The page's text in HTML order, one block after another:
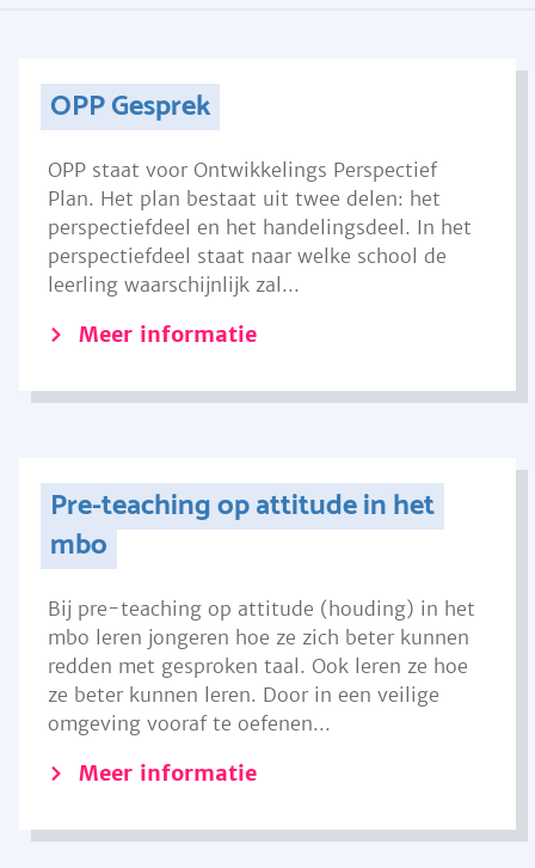
OPP Gesprek
OPP staat voor Ontwikkelings Perspectief
Plan. Het plan bestaat uit twee delen: het
perspectiefdeel en het handelingsdeel. In het
perspectiefdeel staat naar welke school de
leerling waarschijnlijk zal...
Meer informatie
Pre-teaching op attitude in het
mbo
Bij pre-teaching op attitude (houding) in het
mbo leren jongeren hoe ze zich beter kunnen
redden met gesproken taal. Ook leren ze hoe
ze beter kunnen leren. Door in een veilige
omgeving vooraf te oefenen...
Meer informatie